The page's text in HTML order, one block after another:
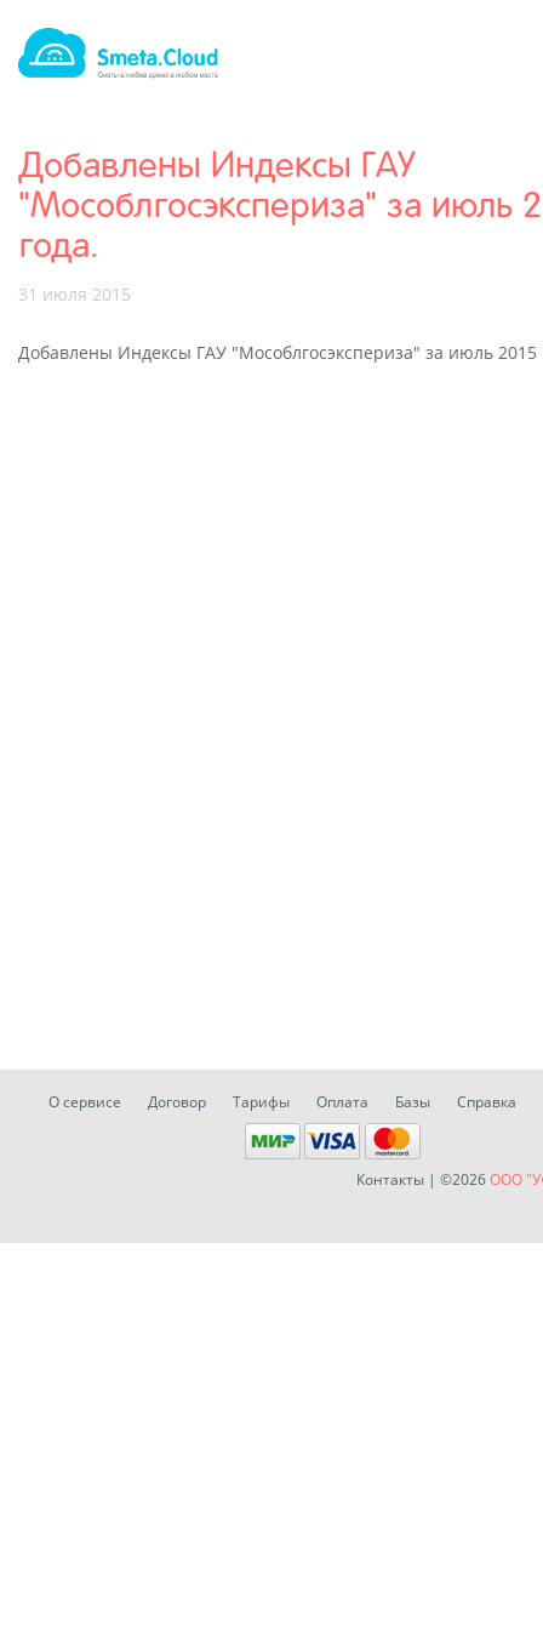
Добавлены Индексы ГАУ
"Мособлгосэкспериза" за июль
года.
31 июля 2015
Добавлены Индексы ГАУ "Мособлгосэкспериза" за июль 2015
О сервисе Договор Тарифы Оплата Базы Справка
Контакты | ©2026ООО